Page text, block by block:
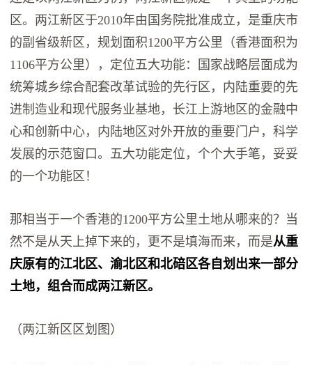
区。两江新区于2010年由国务院批准成立，是重庆市
的副省级新区，规划面积1200平方公里（香港面积为
1106平方公里），定位五大功能：国家战略层面成为
统筹城乡综合配套改革试验的先行区，内陆重要的先
进制造业和现代服务业基地，长江上游地区的金融中
心和创新中心，内陆地区对外开放的重要门户，科学
发展的示范窗口。五大功能定位，个个大手笔，妥妥
的一个功能区！
那相当于一个香港的1200平方公里土地从哪来的？当
然不是从天上掉下来的，更不是填海而来，而是从重
庆原有的江北区、渝北区和北碚区各自划出来一部分
土地，组合而成两江新区。
（两江新区区划图）